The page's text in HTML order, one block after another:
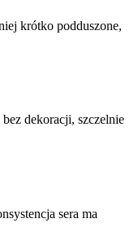
krótko podduszone,
dekoracji, szczelnie
sera ma